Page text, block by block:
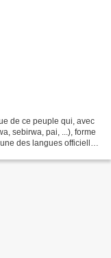
de ce peuple qui, avec
sebirwa, pai, ...), forme
des langues officielles